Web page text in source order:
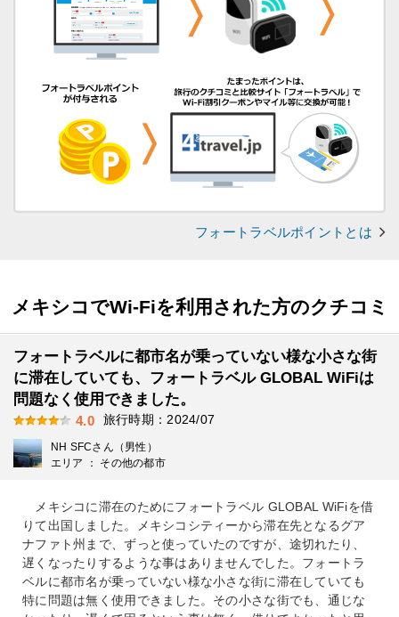
フォートラベルポイントとは
メキシコでWi-Fiを利用された方のクチコミ
フォートラベルに都市名が乗っていない様な小さな街
に滞在していても、フォートラベル GLOBAL WiFiは
問題なく使用できました。
4.0 旅行時期：2024/07
NH SFCさん（男性）
エリア ： その他の都市
メキシコに滞在のためにフォートラベル GLOBAL WiFiを借
りて出国しました。メキシコシティーから滞在先となるグア
ナファト州まで、ずっと使っていたのですが、途切れたり、
遅くなったりするような事はありませんでした。フォートラ
ベルに都市名が乗っていない様な小さな街に滞在していても
特に問題は無く使用できました。その小さな街でも、通じな